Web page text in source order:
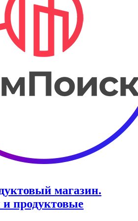
магазин.
продуктовые